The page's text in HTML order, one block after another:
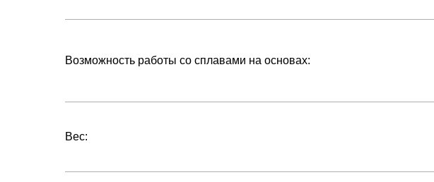
Вес:
Возможность работы со сплавами на основах: